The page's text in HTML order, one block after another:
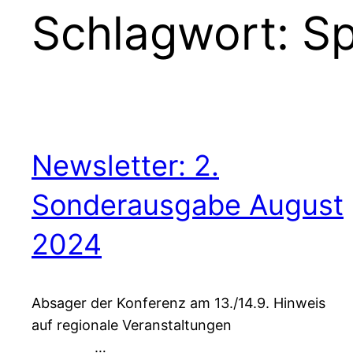
Schlagwort:
Newsletter: 2.
Sonderausgabe August
2024
Absager der Konferenz am 13./14.9. Hinweis
auf regionale Veranstaltungen‌ ‌ ‌ ‌ ‌ ‌ ‌ ‌ ‌ ‌ ‌ ‌ ‌ ‌ ‌ ‌ ‌ ‌ ‌ ‌ ‌ ‌ ‌ ‌ ‌ ‌ ‌ ‌ ‌ ‌
‌ ‌ ‌ ‌ ‌ ‌ ‌ ‌ ‌ ‌ ‌ ‌ ‌ ‌ ‌ ‌ ‌…